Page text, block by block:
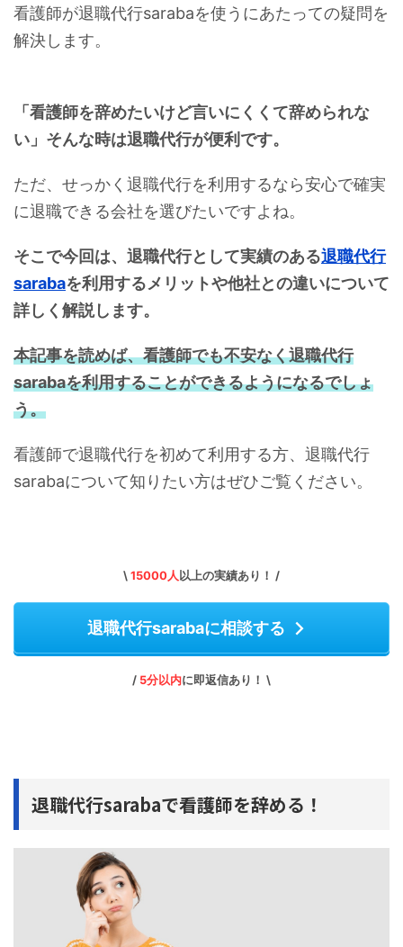
看護師が退職代行sarabaを使うにあたっての疑問を
解決します。
「看護師を辞めたいけど言いにくくて辞められな
い」そんな時は退職代行が便利です。
ただ、せっかく退職代行を利用するなら安心で確実
に退職できる会社を選びたいですよね。
そこで今回は、退職代行として実績のある退職代行
sarabaを利用するメリットや他社との違いについて
詳しく解説します。
本記事を読めば、看護師でも不安なく退職代行
sarabaを利用することができるようになるでしょ
う。
看護師で退職代行を初めて利用する方、退職代行
sarabaについて知りたい方はぜひご覧ください。
\ 15000人以上の実績あり！ /
退職代行sarabaに相談する
/ 5分以内に即返信あり！ \
退職代行sarabaで看護師を辞める！